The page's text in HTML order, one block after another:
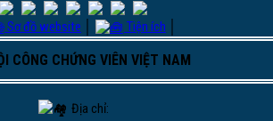
Sơ đồ website Tiện ích
CÔNG CHỨNG VIÊN VIỆT NAM
Địa chỉ: